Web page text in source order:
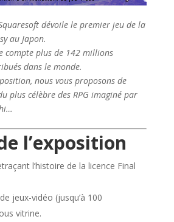
dévoile le premier jeu de la
au Japon.
compte plus de 142 millions
dans le monde.
nous vous proposons de
plus célèbre des RPG imaginé par
l’exposition
l’histoire de la licence Final
de jeux-vidéo (jusqu’à 100
vitrine.